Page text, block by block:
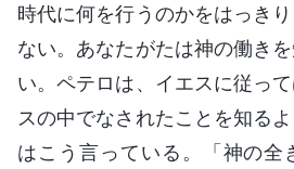
時代に何を行うのかをはっき
ない。あなたがたは神の働き
い。ペテロは、イエスに従っ
スの中でなされたことを知る
はこう言っている。「神の全